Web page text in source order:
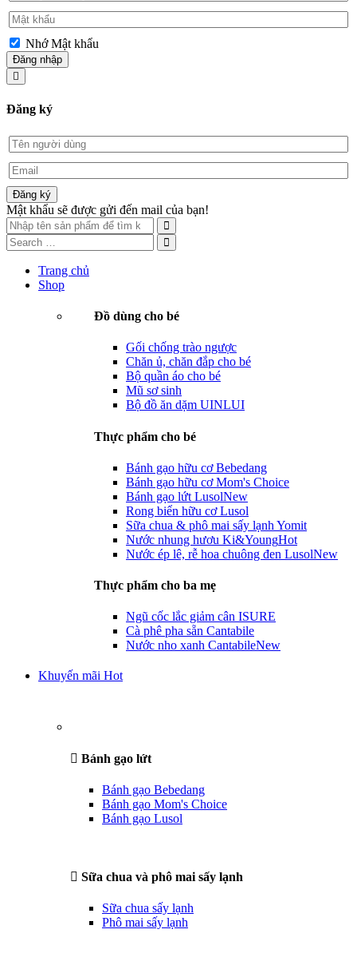
Nhớ Mật khẩu
Đăng nhập
Đăng ký
Đăng ký
Mật khẩu sẽ được gửi đến mail của bạn!
Trang chủ
Shop
Đồ dùng cho bé
Gối chống trào ngược
Chăn ủ, chăn đắp cho bé
Bộ quần áo cho bé
Mũ sơ sinh
Bộ đồ ăn dặm UINLUI
Thực phẩm cho bé
Bánh gạo hữu cơ Bebedang
Bánh gạo hữu cơ Mom's Choice
Bánh gạo lứt LusolNew
Rong biển hữu cơ Lusol
Sữa chua & phô mai sấy lạnh Yomit
Nước nhung hươu Ki&YoungHot
Nước ép lê, rễ hoa chuông đen LusolNew
Thực phẩm cho ba mẹ
Ngũ cốc lắc giảm cân ISURE
Cà phê pha sẵn Cantabile
Nước nho xanh CantabileNew
Khuyến mãi Hot
Bánh gạo lứt
Bánh gạo Bebedang
Bánh gạo Mom's Choice
Bánh gạo Lusol
Sữa chua và phô mai sấy lạnh
Sữa chua sấy lạnh
Phô mai sấy lạnh